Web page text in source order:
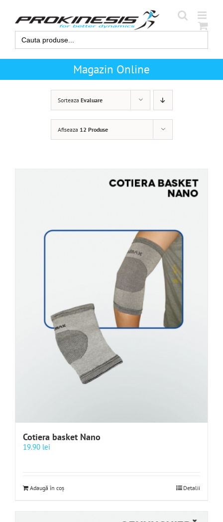
content
Search
for:
Magazin Online
Sorteaza Evaluare
Afiseaza 12 Produse
Cotiera basket Nano
19.90 lei
Adaugă în coș Detalii